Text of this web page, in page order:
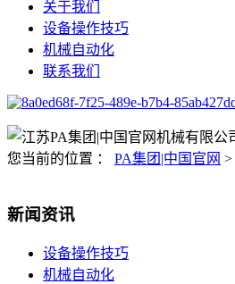
关于我们
设备操作技巧
机械自动化
联系我们
您当前的位置 ： PA集团|中国官网 >
新闻资讯
设备操作技巧
机械自动化